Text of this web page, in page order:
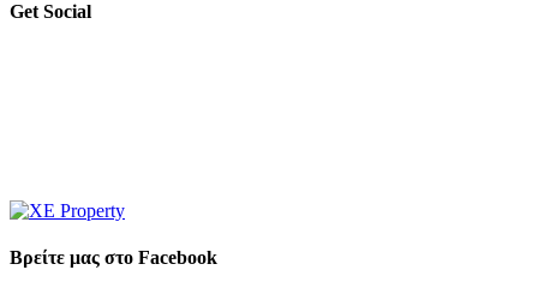
Get Social
Βρείτε μας στο Facebook